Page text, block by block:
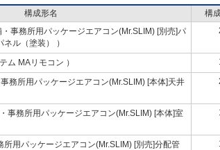
構成形名
構
・事務所用パッケージエアコン(Mr.SLIM) [別売]パ
ル（塗装） ）
ム MAリモコン ）
事務所用パッケージエアコン(Mr.SLIM) [本体]天井
事務所用パッケージエアコン(Mr.SLIM) [本体]室
所用パッケージエアコン(Mr.SLIM) [別売]分配管